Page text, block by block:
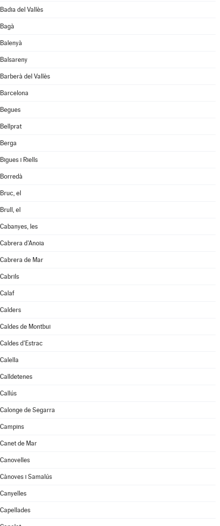
Badia del Vallès
Bagà
Balenyà
Balsareny
Barberà del Vallès
Barcelona
Begues
Bellprat
Berga
Bigues i Riells
Borredà
Bruc, el
Brull, el
Cabanyes, les
Cabrera d'Anoia
Cabrera de Mar
Cabrils
Calaf
Calders
Caldes de Montbui
Caldes d'Estrac
Calella
Calldetenes
Callús
Calonge de Segarra
Campins
Canet de Mar
Canovelles
Cànoves i Samalús
Canyelles
Capellades